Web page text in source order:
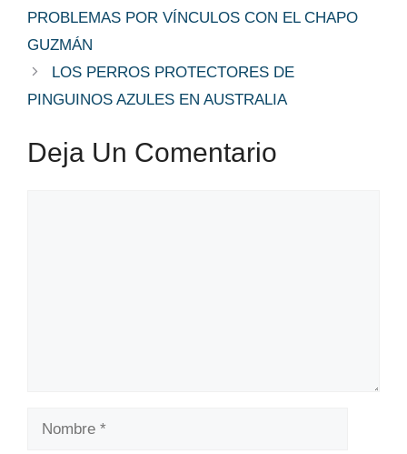
PROBLEMAS POR VÍNCULOS CON EL CHAPO
GUZMÁN
LOS PERROS PROTECTORES DE
PINGUINOS AZULES EN AUSTRALIA
Deja Un Comentario